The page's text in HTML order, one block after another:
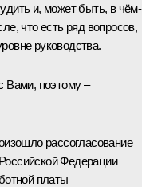
и, может быть, в чём-
что есть ряд вопросов,
руководства.
Вами, поэтому –
рассогласование
Федерации
платы